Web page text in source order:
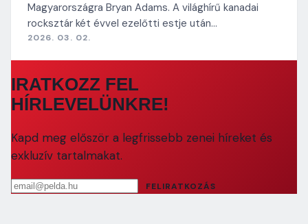
Magyarországra Bryan Adams. A világhírű kanadai
rocksztár két évvel ezelőtti estje után…
2026. 03. 02.
IRATKOZZ FEL
HÍRLEVELÜNKRE!
Kapd meg először a legfrissebb zenei híreket és
exkluzív tartalmakat.
Email cím
FELIRATKOZÁS